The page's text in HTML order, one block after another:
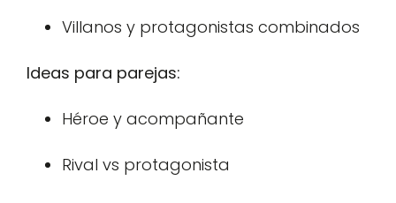
Villanos y protagonistas combinados
Ideas para parejas:
Héroe y acompañante
Rival vs protagonista